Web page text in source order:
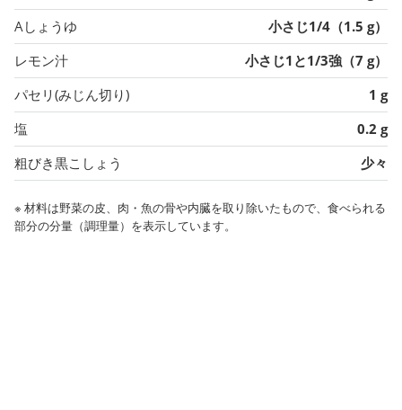
Aしょうゆ
小さじ1/4（1.5 g）
レモン汁
小さじ1と1/3強（7 g）
パセリ(みじん切り)
1 g
塩
0.2 g
粗びき黒こしょう
少々
※ 材料は野菜の皮、肉・魚の骨や内臓を取り除いたもので、食べられる
部分の分量（調理量）を表示しています。